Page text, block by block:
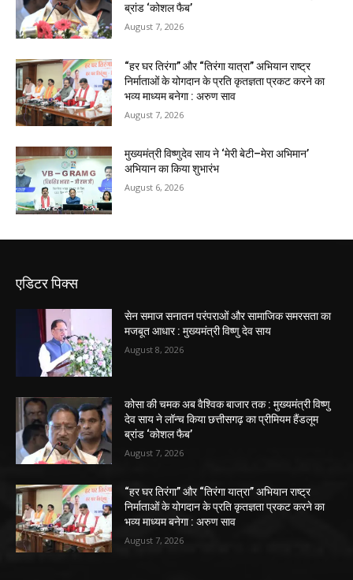
ब्रांड ‘कोशल फैब’
August 7, 2026
“हर घर तिरंगा” और “तिरंगा यात्रा” अभियान राष्ट्र
निर्माताओं के योगदान के प्रति कृतज्ञता प्रकट करने का
भव्य माध्यम बनेगा : अरुण साव
August 7, 2026
मुख्यमंत्री विष्णुदेव साय ने ‘मेरी बेटी–मेरा अभिमान’
अभियान का किया शुभारंभ
August 6, 2026
एडिटर पिक्स
सेन समाज सनातन परंपराओं और सामाजिक समरसता का
मजबूत आधार : मुख्यमंत्री विष्णु देव साय
August 8, 2026
कोसा की चमक अब वैश्विक बाजार तक : मुख्यमंत्री विष्णु
देव साय ने लॉन्च किया छत्तीसगढ़ का प्रीमियम हैंडलूम
ब्रांड ‘कोशल फैब’
August 7, 2026
“हर घर तिरंगा” और “तिरंगा यात्रा” अभियान राष्ट्र
निर्माताओं के योगदान के प्रति कृतज्ञता प्रकट करने का
भव्य माध्यम बनेगा : अरुण साव
August 7, 2026